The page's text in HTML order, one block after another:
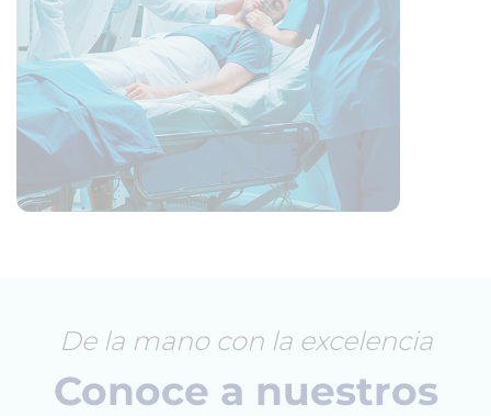
De la mano con la excelencia
Conoce a nuestros